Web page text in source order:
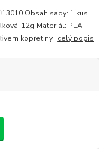
Obsah sady: 1 kus
12g Materiál: PLA
kopretiny. celý popis